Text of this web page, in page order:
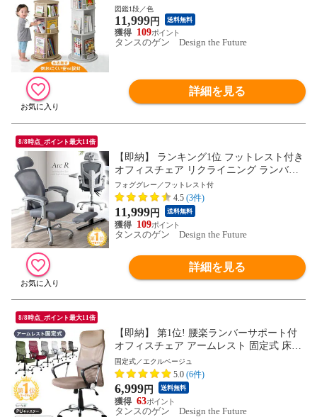
棚 収納 本棚 回転本棚 絵本ラック 回転ラ
ック 回転式本棚 回転式 大容量 子供部屋
子供用 絵本 図鑑 おしゃれ 49600317〔シャ
ビーナチュラル〕
図鑑1段／色
11,999円 送料無料
109
タンスのゲン Design the Future
詳細を見る
8/8時点_ポイント最大11倍
【即納】 ランキング1位 フットレスト付き
オフィスチェア リクライニング ランバー
クッション 肘付き チェア デスクチェア ハ
イバック ワークチェア パソコンチェア メ
ッシュ フットレスト オットマン アームレ
スト ヘッドレスト 31500062〔フォググレ
ー〕
フォググレー／フットレスト付
4.5 (3件)
11,999円 送料無料
109
タンスのゲン Design the Future
詳細を見る
8/8時点_ポイント最大11倍
【即納】 第1位! 腰楽ランバーサポート付
オフィスチェア アームレスト 固定式 床傷
防止PUキャスター メッシュ ハイバック パ
ソコンチェア ワークチェア デスクチェア
オフィスチェアー おしゃれ 65090108 〔エ
クルベージュ〕
固定式／エクルベージュ
5.0 (6件)
6,999円 送料無料
63
タンスのゲン Design the Future